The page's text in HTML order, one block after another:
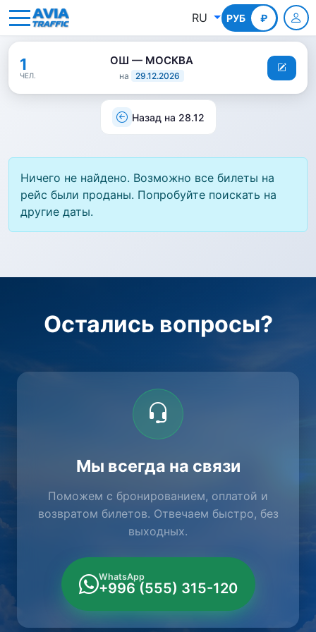
RU РУБ ₽
КГС
1
ЧЕЛ.
ОШ — МОСКВА
на 29.12.2026
Назад на 28.12
Ничего не найдено. Возможно все билеты на
рейс были проданы. Попробуйте поискать на
другие даты.
Остались вопросы?
Мы всегда на связи
Поможем с бронированием, оплатой и
возвратом билетов. Отвечаем быстро, без
выходных.
WhatsApp
+996 (555) 315-120